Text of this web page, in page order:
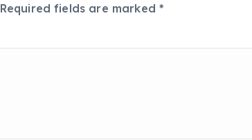
Required fields are marked*